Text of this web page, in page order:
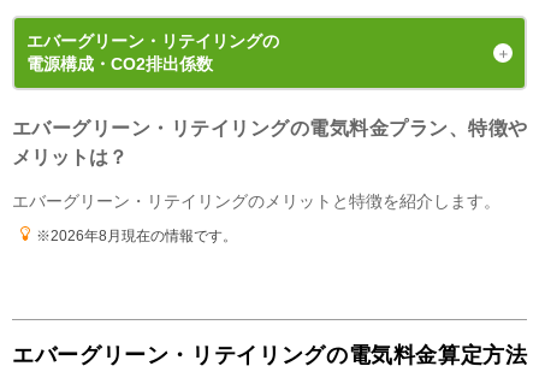
よかった点(メリット)
でその点は良い。
しい。
エバーグリーン・リテイリングの
電源構成・CO2排出係数
発電手段の内訳（電源構成）
エバーグリーン・リテイリングの電気料金プラン、特徴や
メリットは？
エバーグリーン・リテイリングのメリットと特徴を紹介します。
※2026年8月現在の情報です。
エバーグリーン・リテイリングの電気料金算定方法